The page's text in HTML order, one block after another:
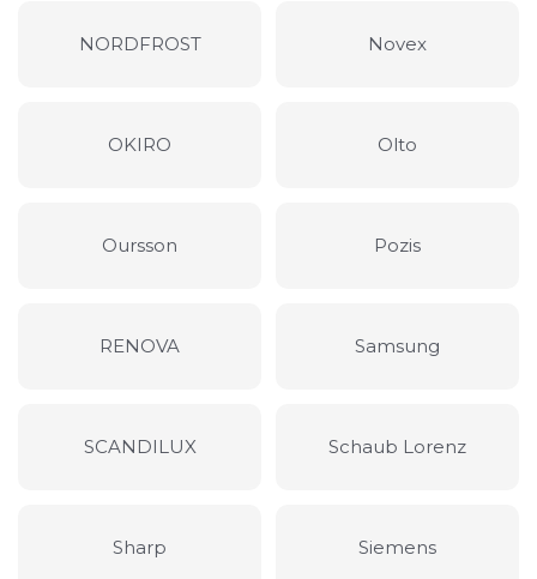
NORDFROST Novex
OKIRO Olto
Oursson Pozis
RENOVA Samsung
SCANDILUX Schaub Lorenz
Sharp Siemens